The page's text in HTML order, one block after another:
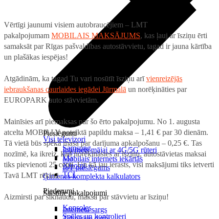
Pieslēgumi
Internets mājai ar 4G/5G rūteri
Mobilais internets iekārtās
IoT pieslēgums
Ģimenes komplekta kalkulators
Saistītie pakalpojumi
Interneta sargs
Visi televizori
Samsung
LG
Xiaomi
TCL
Piederumi
Konsoles
Spēles un kontrolieri
Vērtīgi jaunumi visiem autobraucējiem – LMT
pakalpojumam MOBILAIS MAKSĀJUMS, kas ļauj ar īsziņu ērti
samaksāt par Rīgas pašvaldības autostāvvietu, tagad ir jauna kārtība
un plašākas iespējas!
Atgādinām, ka tagad Tu vari nosūtīt īsziņu arīvienreizējās
iebraukšanas caurlaides iegādei Jūrmalā un norēķināties par
EUROPARK auto stāvvietām.
Mainīsies arī piemaksas par šo ērto pakalpojumu. No 1. augusta
atcelta MOBILLY noteiktā papildu maksa – 1,41 € par 30 dienām.
Tā vietā būs spēkā masa par darījuma apkalpošanu – 0,25 €. Tas
nozīmē, ka ikreiz, kad norēķināsies ar īsziņu, autostāvietas maksai
tiks pievienoti 25 centi. Un kā jau ierasts, visi maksājumi tiks ietverti
Tavā LMT rēķinā.
Aizmirsti par sīknaudu, maksā par stāvvietu ar īsziņu!